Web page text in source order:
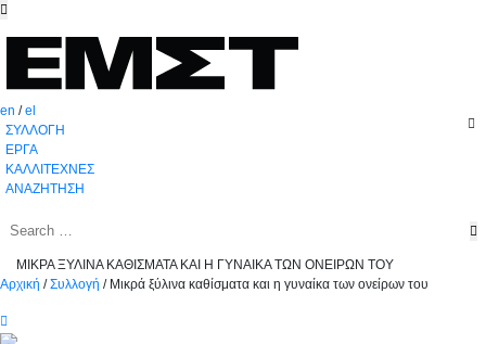
en /el
ΣΥΛΛΟΓΗ
ΕΡΓΑ
ΚΑΛΛΙΤΕΧΝΕΣ
ΑΝΑΖΗΤΗΣΗ
ΜΙΚΡΑ ΞΥΛΙΝΑ ΚΑΘΙΣΜΑΤΑ ΚΑΙ Η ΓΥΝΑΙΚΑ ΤΩΝ ΟΝΕΙΡΩΝ ΤΟΥ
Αρχική /Συλλογή / Μικρά ξύλινα καθίσματα και η γυναίκα των ονείρων του